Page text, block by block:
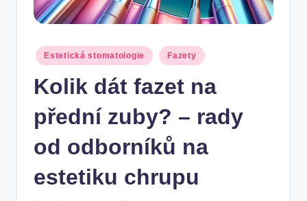
Posted
in
Estetická stomatologie Fazety
Kolik dát fazet na
přední zuby? – rady
od odborníků na
estetiku chrupu